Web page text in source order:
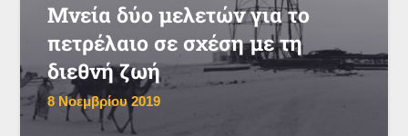
Μνεία δύο μελετών για το
πετρέλαιο σε σχέση με τη
διεθνή ζωή
8 Νοεμβρίου 2019